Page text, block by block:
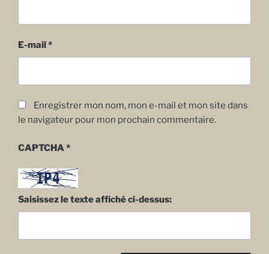
E-mail*
Enregistrer mon nom, mon e-mail et mon site dans
le navigateur pour mon prochain commentaire.
CAPTCHA *
Saisissez le texte affiché ci-dessus: